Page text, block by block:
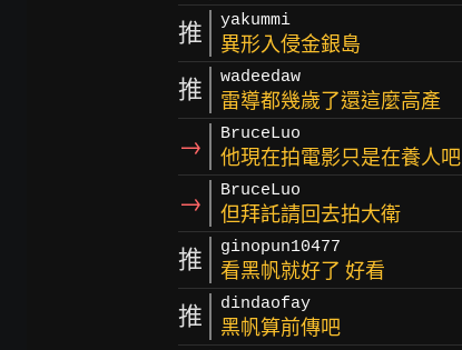
推 yakummi
異形入侵金銀島
推 wadeedaw
雷導都幾歲了還這麼高產
→ BruceLuo
他現在拍電影只是在養人吧
→ BruceLuo
但拜託請回去拍大衛
推 ginopun10477
看黑帆就好了 好看
推 dindaofay
黑帆算前傳吧